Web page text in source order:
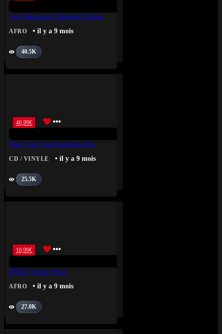
AFRO • il y a 9 mois
40.5K
46,99€
Disiz | On S’en Rappellera Pas
CD / VINYLE • il y a 9 mois
25.5K
10,99€
RSKO | Jeune Prince
AFRO • il y a 9 mois
27.0K